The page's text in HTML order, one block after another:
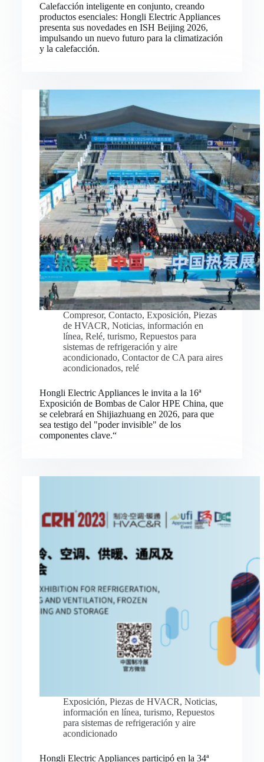
Calefacción inteligente en conjunto, creando
productos esenciales: Hongli Electric Appliances
presenta sus novedades en ISH Beijing 2026,
impulsando un nuevo futuro para la climatización
y la calefacción.
Compresor, Contacto, Exposición, Piezas
de HVACR, Noticias, información en
línea, Relé, turismo, Repuestos para
sistemas de refrigeración y aire
acondicionado, Contactor de CA para aires
acondicionados, relé
Hongli Electric Appliances le invita a la 16ª
Exposición de Bombas de Calor HPE China, que
se celebrará en Shijiazhuang en 2026, para que
sea testigo del "poder invisible" de los
componentes clave.“
Exposición, Piezas de HVACR, Noticias,
información en línea, turismo, Repuestos
para sistemas de refrigeración y aire
acondicionado
Hongli Electric Appliances participó en la 34ª